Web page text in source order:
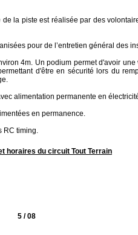
la piste est réalisée par des
pour de l’entretien général des
4m. Un podium permet d'avoir
d'être en sécurité lors du
alimentation permanente en
en permanence.
RC timing.
horaires du circuit Tout Terrain
5 / 08